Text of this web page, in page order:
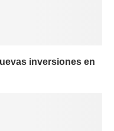
inversiones en